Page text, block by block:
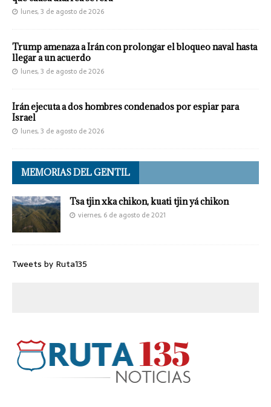
lunes, 3 de agosto de 2026
Trump amenaza a Irán con prolongar el bloqueo naval hasta
llegar a un acuerdo
lunes, 3 de agosto de 2026
Irán ejecuta a dos hombres condenados por espiar para
Israel
lunes, 3 de agosto de 2026
MEMORIAS DEL GENTIL
Tsa tjin xka chikon, kuati tjin yá chikon
viernes, 6 de agosto de 2021
Tweets by Ruta135